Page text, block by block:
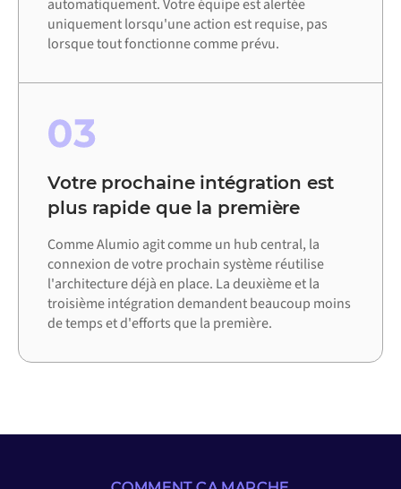
automatiquement. Votre équipe est alertée
uniquement lorsqu'une action est requise, pas
lorsque tout fonctionne comme prévu.
03
Votre prochaine intégration est
plus rapide que la première
Comme Alumio agit comme un hub central, la
connexion de votre prochain système réutilise
l'architecture déjà en place. La deuxième et la
troisième intégration demandent beaucoup moins
de temps et d'efforts que la première.